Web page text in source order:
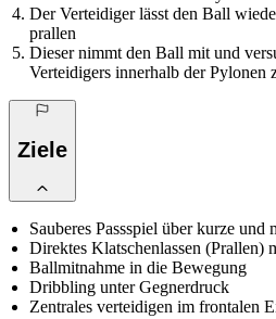
Der Verteidiger lässt den Ball
prallen
Dieser nimmt den Ball mit und
Verteidigers innerhalb der Pylonen
Ziele
Sauberes Passspiel über kurze und
Direktes Klatschenlassen (Prallen)
Ballmitnahme in die Bewegung
Dribbling unter Gegnerdruck
Zentrales verteidigen im frontalen